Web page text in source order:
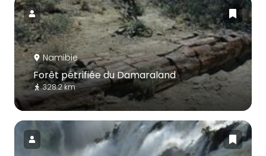
Namibie
Forêt pétrifiée du Damaraland
328.2 km